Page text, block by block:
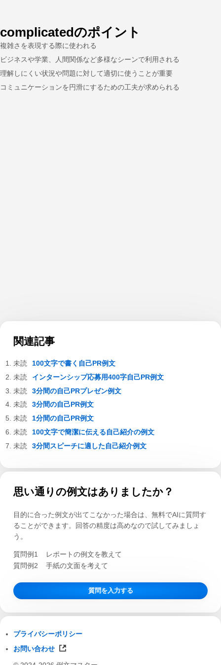
complicatedのポイント
複雑さを表現する際に使われる
ビジネスや学業、人間関係など多様なシーンで利用される
理解しにくい状況や問題に対して適切に使うことが重要
コミュニケーションを円滑にするための工夫が求められる
関連記事
100文字で書く自己PR例文
インターンシップ応募用400字自己PR例文
3分間の自己PRプレゼン例文
3分間の自己PR例文
1分間の自己PR例文
100文字で簡潔に伝える自己紹介の例文
3分間スピーチに適した自己紹介例文
思い通りの例文はありましたか？
目的に合った例文が出てこなかった場合は、無料でAIに質問す
ることができます。回答の精度は高めなので試してみましょ
う。
質問例1
レポートの例文を教えて
質問例2
手紙の文面を考えて
質問を入力する
プライバシーポリシー
お問い合わせ